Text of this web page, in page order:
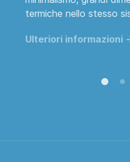
termiche nello stesso
Ulteriori informazioni -